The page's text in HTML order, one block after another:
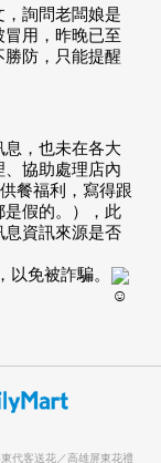
詢問老闆娘是
用，昨晚已至
防，只能提醒
，也未在各大
協助處理店內
餐福利，寫得跟
假的。），此
資訊來源是否
免被詐騙。
代客送花／高雄屏東花禮